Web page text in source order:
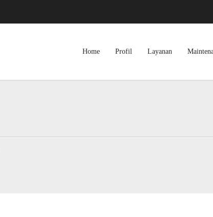
Home Profil Layanan